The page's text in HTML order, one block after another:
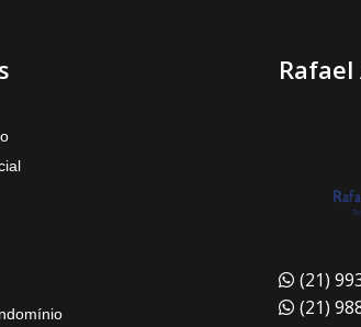
(21)
(21)